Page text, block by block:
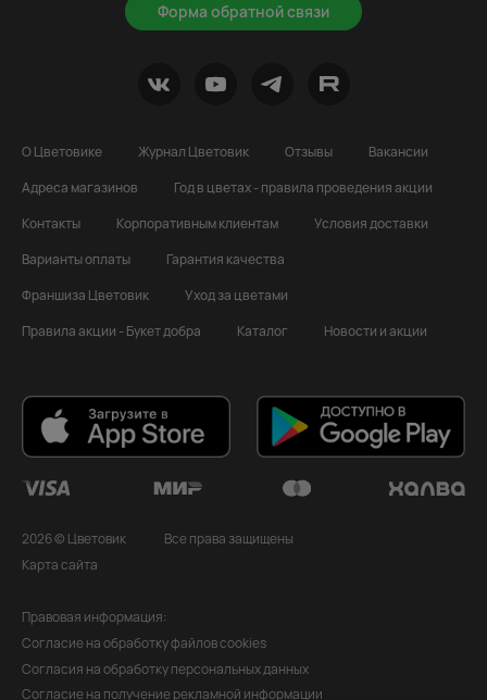
Форма обратной связи
О Цветовике Журнал Цветовик Отзывы
Вакансии
Адреса магазинов
Год в цветах - правила проведения акции
Контакты
Корпоративным клиентам
Условия доставки
Варианты оплаты
Гарантия качества
Франшиза Цветовик
Уход за цветами
Правила акции - Букет добра
Каталог Новости и акции
2026 © Цветовик
Все права защищены
Карта сайта
Правовая информация:
Согласие на обработку файлов cookies
Согласия на обработку персональных данных
Согласие на получение рекламной информации